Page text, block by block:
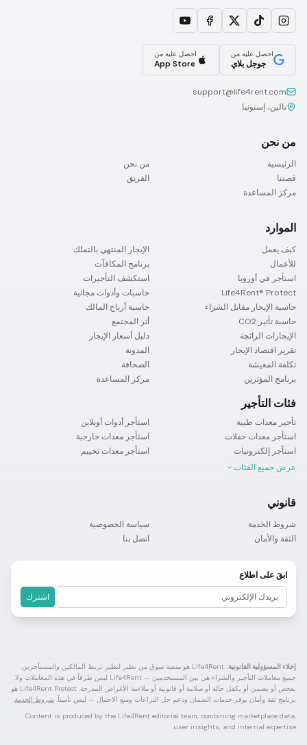
احصل عليه من
جوجل بلاي
احصل عليه من
App Store
support@life4rent.com
تالين، إستونيا
من نحن
الرئيسية
من نحن
قصتنا
الفريق
مركز المساعدة
الموارد
كيف يعمل
الإيجار المنتهي بالتملك
للأعمال
برنامج المكافآت
استأجر في أوروبا
استكشف التأجيرات
Life4Rent® Protect
حاسبات وأدوات مجانية
حاسبة الإيجار مقابل الشراء
حاسبة أرباح المالك
حاسبة تأثير CO2
أثر المجتمع
الإيجارات الرائجة
دليل أسعار الإيجار
تقرير اقتصاد الإيجار
المدونة
تكلفة المعيشة
الصحافة
برنامج المؤثرين
مركز المساعدة
فئات التأجير
تأجير معدات طبية
استأجر أدوات أونلاين
استأجر معدات حفلات
استأجر معدات خارجية
استأجر إلكترونيات
استأجر معدات تخييم
عرض جميع الفئات
قانوني
شروط الخدمة
سياسة الخصوصية
الثقة والأمان
اتصل بنا
ابقَ على اطلاع
اشترك
إخلاء المسؤولية القانونية:
Life4Rent هو منصة سوق من نظير لنظير تربط المالكين والمستأجرين.
جميع معاملات التأجير والشراء هي بين المستخدمين — Life4Rent ليس طرفاً في هذه المعاملات ولا
يفحص أو يضمن أو يكفل حالة أو سلامة أو قانونية أو ملاءمة الأغراض المدرجة. Life4Rent Protect هو
برنامج ثقة وأمان يوفر خدمات الضمان ودعم حل النزاعات ومنع الاحتيال — ليس تأميناً. شروط الخدمة.
Content is produced by the Life4Rent editorial team, combining marketplace data,
user insights, and internal expertise.